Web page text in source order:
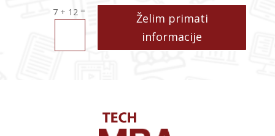
7 + 12 =
Želim primati
informacije